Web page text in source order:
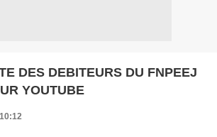
DES DEBITEURS DU FNPEEJ
YOUTUBE